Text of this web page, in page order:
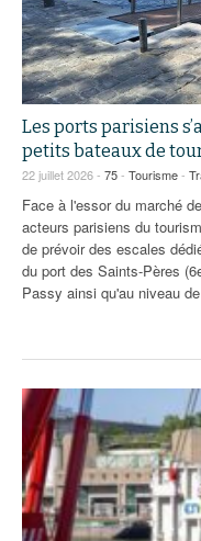
94
95
Les ports parisiens
petits bateaux de
22 juillet 2026 - 75- Tourisme-
Face à l'essor du marché
acteurs parisiens du
de prévoir des escales
du port des Saints-Pères
Passy ainsi qu'au niveau